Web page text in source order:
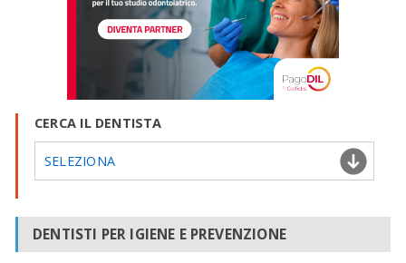
CERCA IL DENTISTA
SELEZIONA
DENTISTI PER IGIENE E PREVENZIONE